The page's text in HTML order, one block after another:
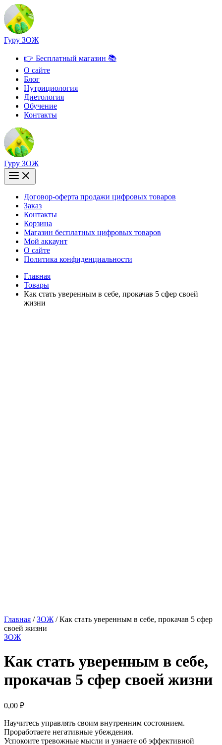
Перейти
к
содержимому
Гуру ЗОЖ
👉 Бесплатный магазин 📚
О сайте
Блог
Нутрициология
Диетология
Обучение
Контакты
Гуру ЗОЖ
Договор-оферта продажи цифровых товаров
Заказ
Контакты
Корзина
Магазин бесплатных цифровых товаров
Мой аккаунт
О сайте
Политика конфиденциальности
Главная
Товары
Как стать уверенным в себе, прокачав 5 сфер своей
жизни
Главная /ЗОЖ / Как стать уверенным в себе, прокачав 5 сфер
своей жизни
ЗОЖ
Как стать уверенным в себе,
прокачав 5 сфер своей жизни
0,00 ₽
Научитесь управлять своим внутренним состоянием.
Проработаете негативные убеждения.
Успокоите тревожные мысли и узнаете об эффективной